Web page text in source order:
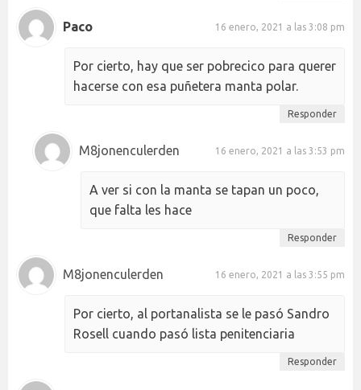
Paco 16 enero, 2021 a las 3:08 pm
Por cierto, hay que ser pobrecico para querer
hacerse con esa puñetera manta polar.
Responder
M8jonenculerden 16 enero, 2021 a las 3:53 pm
A ver si con la manta se tapan un poco,
que falta les hace
Responder
M8jonenculerden 16 enero, 2021 a las 3:55 pm
Por cierto, al portanalista se le pasó Sandro
Rosell cuando pasó lista penitenciaria
Responder